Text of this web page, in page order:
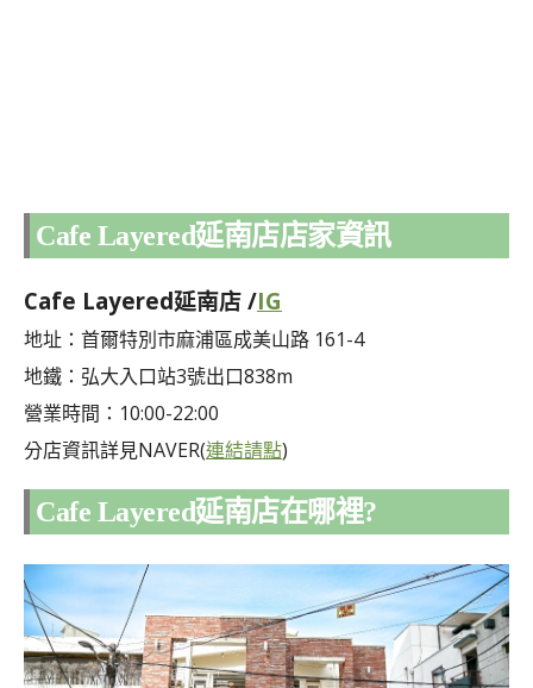
Cafe Layered延南店店家資訊
Cafe Layered延南店 /IG
地址：首爾特別市麻浦區成美山路 161-4
地鐵：弘大入口站3號出口838m
營業時間：10:00-22:00
分店資訊詳見NAVER(連結請點)
Cafe Layered延南店在哪裡?